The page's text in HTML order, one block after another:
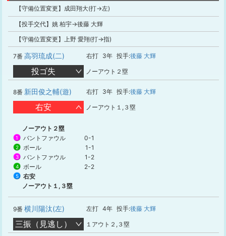
【守備位置変更】成田翔大(打→左)
【投手交代】姚 柏宇→後藤 大輝
【守備位置変更】上野 愛翔(打→指)
7番 高羽琉成(二) 右打 3年 投手:後藤 大輝
投ゴ失 ノーアウト２塁
8番 新田俊之輔(遊) 右打 3年 投手:後藤 大輝
右安 ノーアウト１,３塁
ノーアウト２塁
1 バントファウル 0-1
2 ボール 1-1
3 バントファウル 1-2
4 ボール 2-2
5
右安
ノーアウト１,３塁
9番 横川陽汰(左) 左打 4年 投手:後藤 大輝
三振（見逃し） １アウト２,３塁